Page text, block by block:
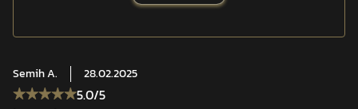
vekontrollü bir telsiz taşıma çözümüdür.
Özellikler:
4 kat PU kaplamalı lisanslı CORDURA® kumaş
SemihA. 28.02.2025
5.0/5